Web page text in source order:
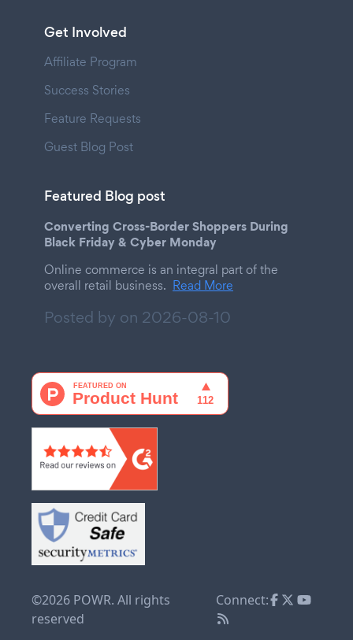
Get Involved
Affiliate Program
Success Stories
Feature Requests
Guest Blog Post
Featured Blog post
Converting Cross-Border Shoppers During
Black Friday & Cyber Monday
Online commerce is an integral part of the
overall retail business. Read More
Posted by on 2026-08-10
©2026 POWR. All rights
reserved
Connect: